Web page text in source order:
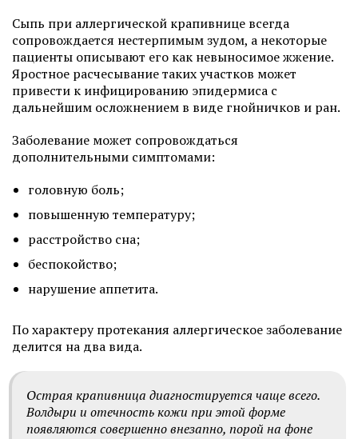
Сыпь при аллергической крапивнице всегда
сопровождается нестерпимым зудом, а некоторые
пациенты описывают его как невыносимое жжение.
Яростное расчесывание таких участков может
привести к инфицированию эпидермиса с
дальнейшим осложнением в виде гнойничков и ран.
Заболевание может сопровождаться
дополнительными симптомами:
головную боль;
повышенную температуру;
расстройство сна;
беспокойство;
нарушение аппетита.
По характеру протекания аллергическое заболевание
делится на два вида.
Острая крапивница диагностируется чаще всего.
Волдыри и отечность кожи при этой форме
появляются совершенно внезапно, порой на фоне